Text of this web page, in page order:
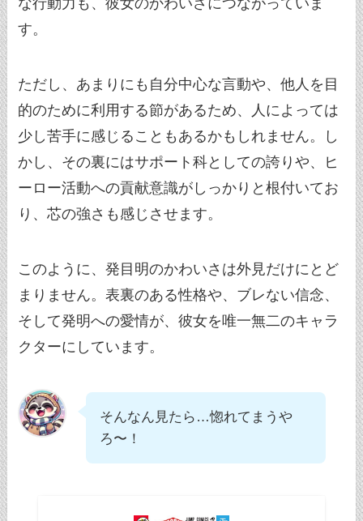
な行動力も、彼女のかわいさにつながっていま
す。
ただし、あまりにも自分中心な言動や、他人を目
的のために利用する節があるため、人によっては
少し苦手に感じることもあるかもしれません。し
かし、その裏にはサポート科としての誇りや、ヒ
ーロー活動への貢献意識がしっかりと根付いてお
り、芯の強さも感じさせます。
このように、発目明のかわいさは外見だけにとど
まりません。表裏のある性格や、ブレない信念、
そして発明への愛情が、彼女を唯一無二のキャラ
クターにしています。
そんなん見たら…惚れてまうや
ろ〜！